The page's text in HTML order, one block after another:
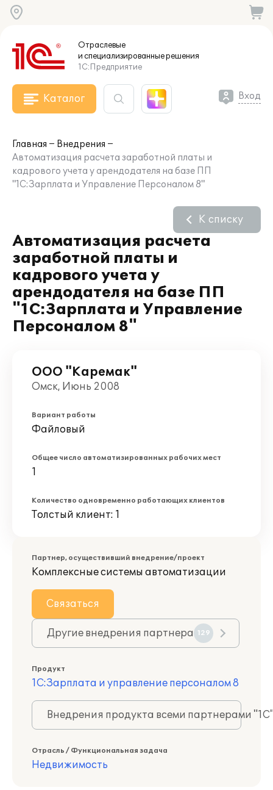
Отраслевые
и специализированныерешения
1С:Предприятие
Каталог Вход
Главная
Внедрения
Автоматизация расчета заработной платы и
кадрового учета у арендодателя на базе ПП
"1С:Зарплата и Управление Персоналом 8"
Автоматизация расчета
заработной платы и
кадрового учета у
арендодателя на базе ПП
"1С:Зарплата и Управление
Персоналом 8"
К списку
ООО "Каремак"
Омск, Июнь 2008
Вариант работы
Файловый
Общее число автоматизированных рабочих мест
1
Количество одновременно работающих клиентов
Толстый клиент: 1
Партнер, осуществивший внедрение/проект
Комплексные системы автоматизации
Связаться
Другие внедрения партнера 129
Продукт
1С:Зарплата и управление персоналом 8
Внедрения продукта всеми партнерами
Отрасль / Функциональная задача
Недвижимость